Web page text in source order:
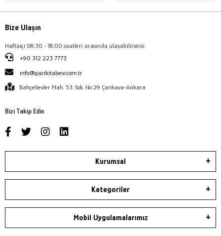
Bize Ulaşın
Haftaiçi 08:30 - 18:00 saatleri arasında ulaşabilirsiniz.
+90 312 223 7773
info@gazikitabevi.com.tr
Bahçelievler Mah. 53. Sok. No:29 Çankaya-Ankara
Bizi Takip Edin
Kurumsal
Kategoriler
Mobil Uygulamalarımız